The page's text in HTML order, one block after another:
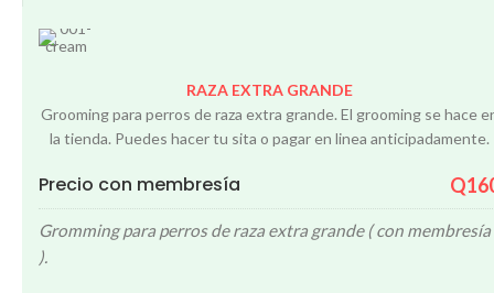
RAZA EXTRA GRANDE
Grooming para perros de raza extra grande. El grooming se hace
la tienda. Puedes hacer tu sita o pagar en linea anticipadamente.
Precio con membresía
Gromming para perros de raza extra grande ( con membresía
).